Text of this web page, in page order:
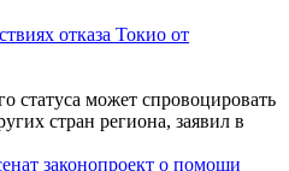
отказа Токио от
статуса может спровоцировать
стран региона, заявил в